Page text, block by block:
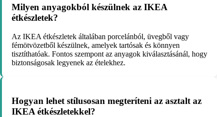
Milyen anyagokból készülnek az IKEA
étkészletek?
Az IKEA étkészletek általában porcelánból, üvegből vagy
fémötvözetből készülnek, amelyek tartósak és könnyen
tisztíthatóak. Fontos szempont az anyagok kiválasztásánál, hogy
biztonságosak legyenek az ételekhez.
Hogyan lehet stílusosan megteríteni az asztalt az
IKEA étkészletekkel?